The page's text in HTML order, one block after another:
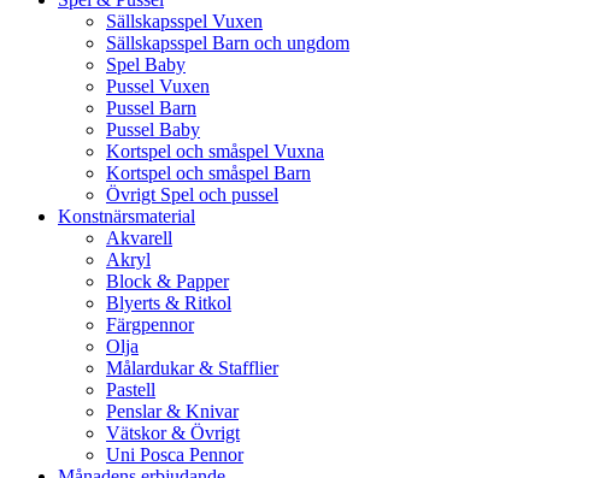
Sällskapsspel Vuxen
Sällskapsspel Barn och ungdom
Spel Baby
Pussel Vuxen
Pussel Barn
Pussel Baby
Kortspel och småspel Vuxna
Kortspel och småspel Barn
Övrigt Spel och pussel
Konstnärsmaterial
Akvarell
Akryl
Block & Papper
Blyerts & Ritkol
Färgpennor
Olja
Målardukar & Stafflier
Pastell
Penslar & Knivar
Vätskor & Övrigt
Uni Posca Pennor